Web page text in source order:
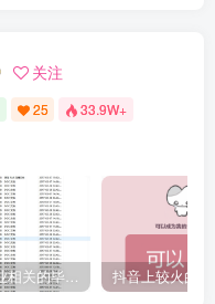
关注
25 33.9W+
计算机专业相关的毕业设计论文合集免费下载